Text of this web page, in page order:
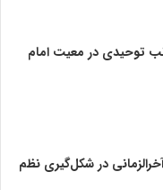
توحیدی در معیت امام
در شکل‌گیری نظم